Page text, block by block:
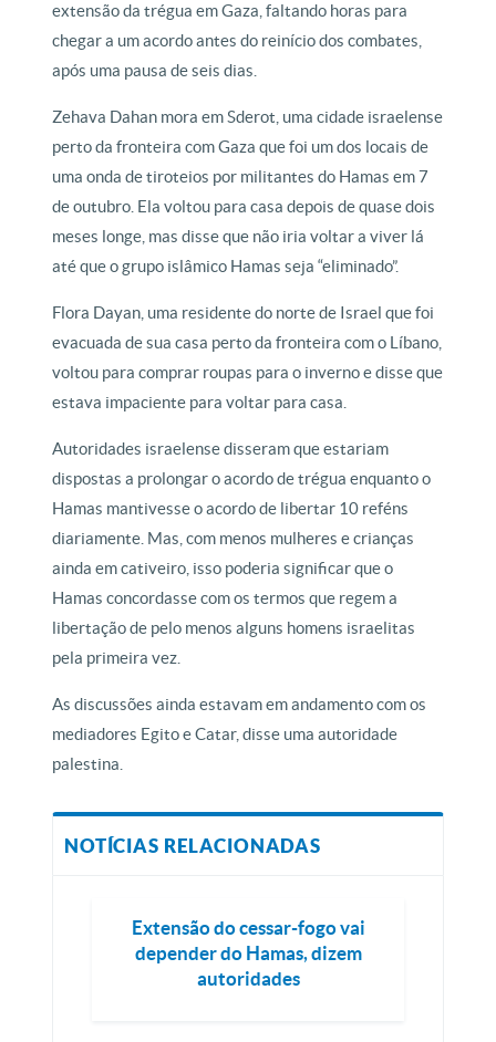
extensão da trégua em Gaza, faltando horas para
chegar a um acordo antes do reinício dos combates,
após uma pausa de seis dias.
Zehava Dahan mora em Sderot, uma cidade israelense
perto da fronteira com Gaza que foi um dos locais de
uma onda de tiroteios por militantes do Hamas em 7
de outubro. Ela voltou para casa depois de quase dois
meses longe, mas disse que não iria voltar a viver lá
até que o grupo islâmico Hamas seja “eliminado”.
Flora Dayan, uma residente do norte de Israel que foi
evacuada de sua casa perto da fronteira com o Líbano,
voltou para comprar roupas para o inverno e disse que
estava impaciente para voltar para casa.
Autoridades israelense disseram que estariam
dispostas a prolongar o acordo de trégua enquanto o
Hamas mantivesse o acordo de libertar 10 reféns
diariamente. Mas, com menos mulheres e crianças
ainda em cativeiro, isso poderia significar que o
Hamas concordasse com os termos que regem a
libertação de pelo menos alguns homens israelitas
pela primeira vez.
As discussões ainda estavam em andamento com os
mediadores Egito e Catar, disse uma autoridade
palestina.
NOTÍCIAS RELACIONADAS
Extensão do cessar-fogo vai
depender do Hamas, dizem
autoridades